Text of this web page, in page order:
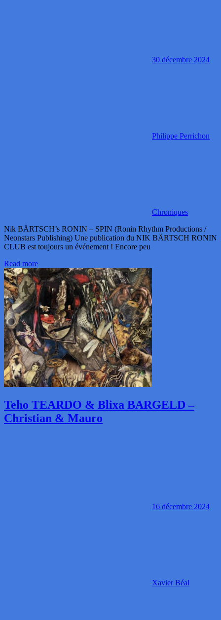
30 décembre 2024
Philippe Perrichon
Chroniques
Nik BÄRTSCH’s RONIN – SPIN (Ronin Rhythm Productions /
Neonstars Publishing) Une publication du NIK BÄRTSCH RONIN
CLUB est toujours un événement ! Encore peu
Read more
Teho TEARDO & Blixa BARGELD –
Christian & Mauro
16 décembre 2024
Xavier Béal